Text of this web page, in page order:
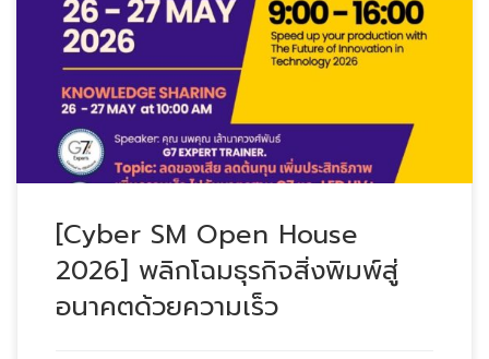
เพราะในยุคปัจจุบัน “ความเร็ว” ไม่ใช่แค […]
[Cyber SM Open House
2026] พลิกโฉมธุรกิจสิ่งพิมพ์สู่
อนาคตด้วยความเร็ว